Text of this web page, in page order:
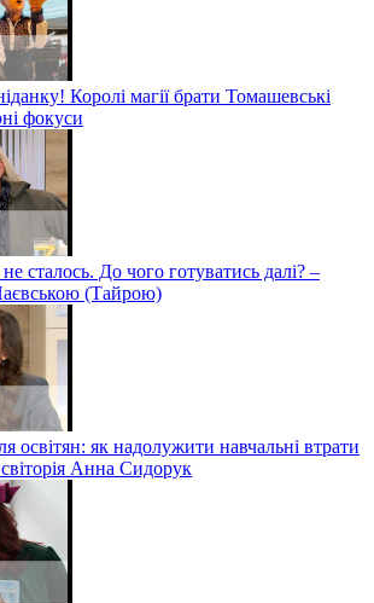
Королі магії брати Томашевські
фокуси
сталось. До чого готуватись далі? –
(Тайрою)
освітян: як надолужити навчальні втрати
Анна Сидорук